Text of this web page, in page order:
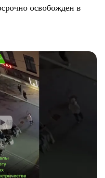
освобожден в